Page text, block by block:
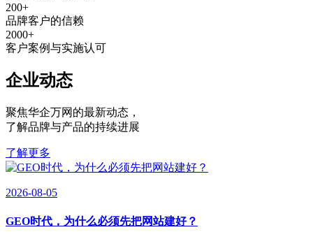
200+
品牌客户的信赖
2000+
客户案例与实施认可
企业动态
聚焦华企万网的最新动态 ，
了解品牌与产品的持续进展
了解更多
2026-08-05
GEO时代，为什么必须先把网站建好？